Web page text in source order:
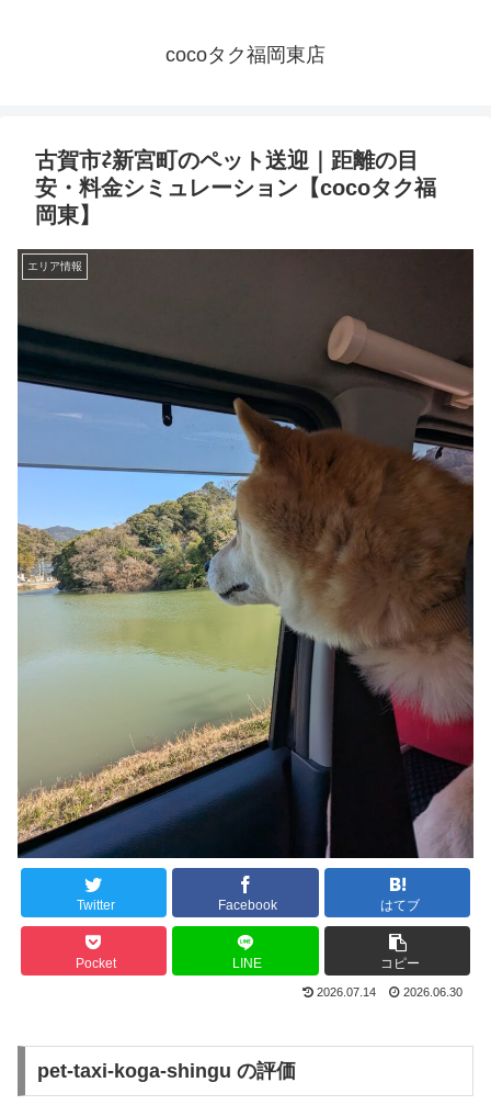
cocoタク福岡東店
古賀市⇄新宮町のペット送迎｜距離の目
安・料金シミュレーション【cocoタク福
岡東】
エリア情報
Twitter Facebook はてブ
Pocket LINE コピー
2026.07.14 2026.06.30
pet-taxi-koga-shingu の評価